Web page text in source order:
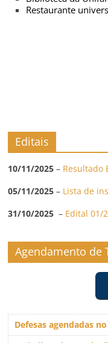
Restaurante
Editais
10/11/2025 – Resultado
05/11/2025 – Lista de
31/10/2025 – Edital 01/
Agendamento de
Defesas agendadas